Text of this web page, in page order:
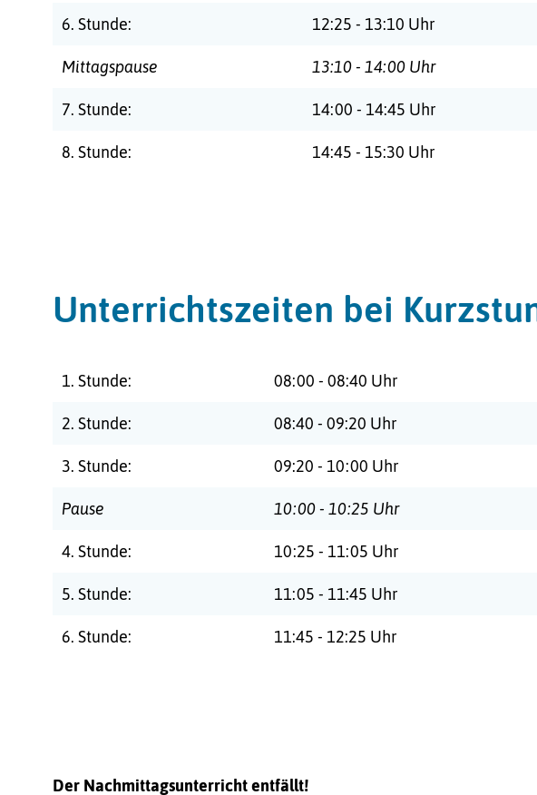
6. Stunde: 12:25 - 13:10 Uhr
Mittagspause 13:10 - 14:00 Uhr
7. Stunde: 14:00 - 14:45 Uhr
8. Stunde: 14:45 - 15:30 Uhr
Unterrichtszeiten bei
1. Stunde: 08:00 - 08:40 Uhr
2. Stunde: 08:40 - 09:20 Uhr
3. Stunde: 09:20 - 10:00 Uhr
Pause 10:00 - 10:25 Uhr
4. Stunde: 10:25 - 11:05 Uhr
5. Stunde: 11:05 - 11:45 Uhr
6. Stunde: 11:45 - 12:25 Uhr
Der Nachmittagsunterricht entfällt!